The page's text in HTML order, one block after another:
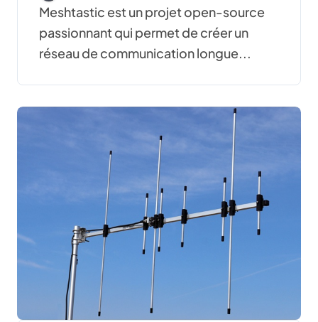
Meshtastic est un projet open-source
passionnant qui permet de créer un
réseau de communication longue...